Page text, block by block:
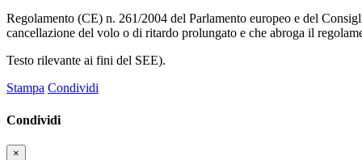
Regolamento (CE) n. 261/2004 del Parlamento europeo e del
cancellazione del volo o di ritardo prolungato e che abroga il
Testo rilevante ai fini del SEE).
Stampa Condividi
Condividi
×